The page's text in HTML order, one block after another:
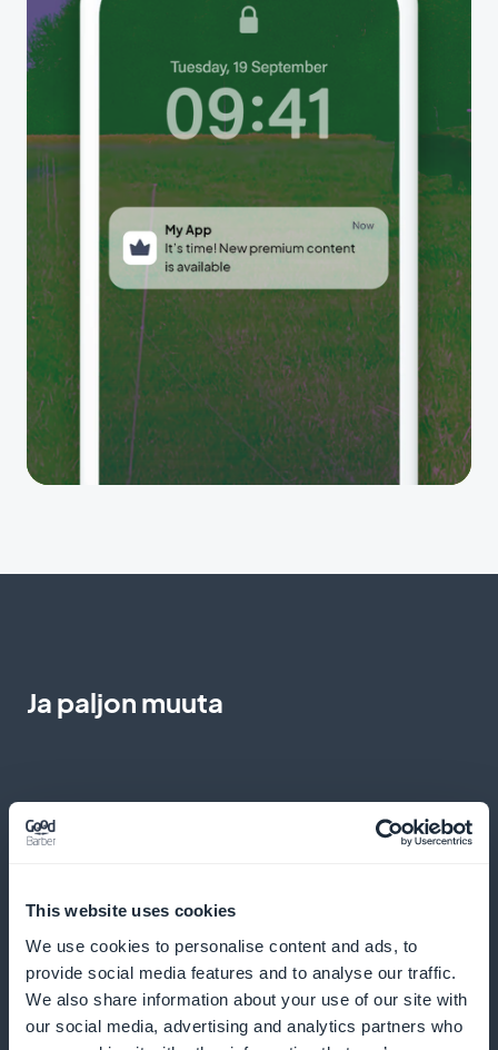
This website uses cookies
We use cookies to personalise content and ads, to
provide social media features and to analyse our traffic.
We also share information about your use of our site with
our social media, advertising and analytics partners who
Ja paljon muuta
Yksityiskohtainen analyysi käyttäjän
toiminnasta
Katso sitoutuminen ja mukauta tarjouksesi
vastaamaan paremmin retkeilijöiden ja pyöräilijöiden